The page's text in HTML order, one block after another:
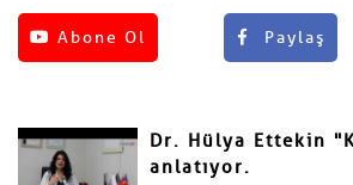
Abone Ol Paylaş
Henüz yorum yapılmamış.
Adınız ve Soyadınız
Mail
Dr. Hülya Ettekin
anlatıyor.